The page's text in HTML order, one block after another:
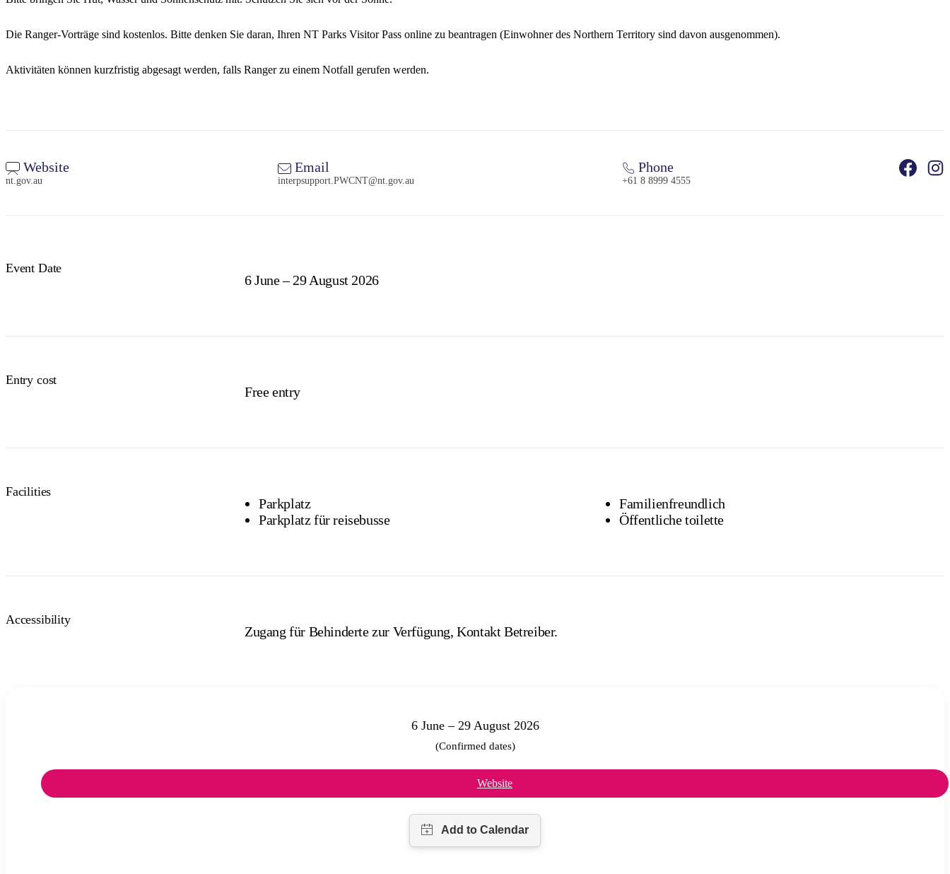
Die Ranger-Vorträge sind kostenlos. Bitte denken Sie daran, Ihren NT Parks Visitor Pass online zu beantragen (Einwohner des Northern Territory sind davon ausgenommen).
Aktivitäten können kurzfristig abgesagt werden, falls Ranger zu einem Notfall gerufen werden.
Website
nt.gov.au
Email
interpsupport.PWCNT@nt.gov.au
Phone
+61 8 8999 4555
Event Date
6 June – 29 August 2026
Entry cost
Free entry
Facilities
Parkplatz
Parkplatz für reisebusse
Familienfreundlich
Öffentliche toilette
Accessibility
Zugang für Behinderte zur Verfügung, Kontakt Betreiber.
6 June – 29 August 2026
(Confirmed dates)
Website